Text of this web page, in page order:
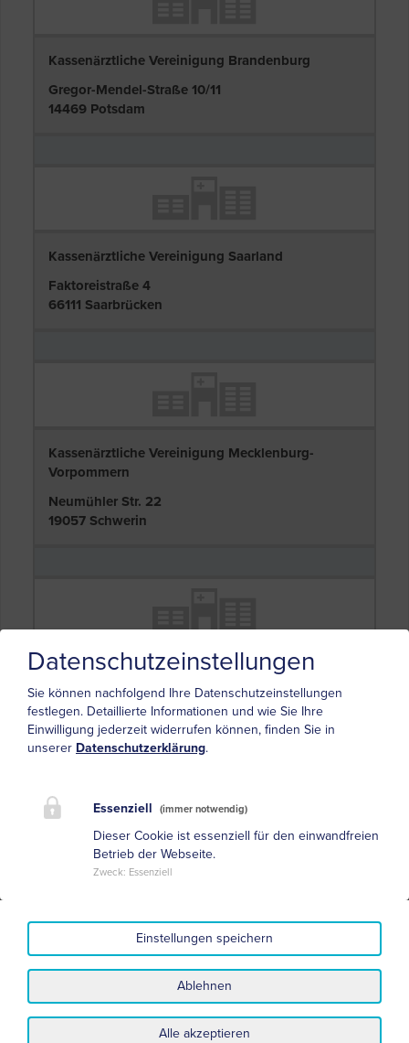
Kassenärztliche Vereinigung Brandenburg
Gregor-Mendel-Straße 10/11
14469 Potsdam
Kassenärztliche Vereinigung Saarland
Faktoreistraße 4
66111 Saarbrücken
Kassenärztliche Vereinigung Mecklenburg-
Vorpommern
Neumühler Str. 22
19057 Schwerin
Kassenärztliche Vereinigung Baden-Württemberg
Albstadtweg 11
70567 Stuttgart
Kassenärztliche Vereinigung Thüringen
Impressum
Datenschutzeinstellungen
Sie können nachfolgend Ihre Datenschutzeinstellungen
festlegen. Detaillierte Informationen und wie Sie Ihre
Einwilligung jederzeit widerrufen können, finden Sie in
unserer Datenschutzerklärung.
Essenziell (immer notwendig)
Dieser Cookie ist essenziell für den einwandfreien
Betrieb der Webseite.
Zweck: Essenziell
Ablehnen
Einstellungen speichern
Alle akzeptieren